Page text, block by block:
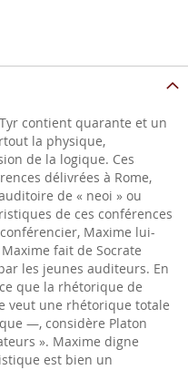
contient quarante et un
la physique,
de la logique. Ces
délivrées à Rome,
de « neoi » ou
de ces conférences
Maxime lui-
fait de Socrate
les jeunes auditeurs. En
que la rhétorique de
veut une rhétorique totale
—, considère Platon
». Maxime digne
est bien un